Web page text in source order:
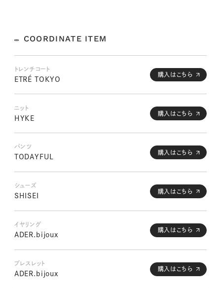
COORDINATE ITEM
トレンチコート
ETRÉ TOKYO
購入はこちら
ニット
HYKE
購入はこちら
パンツ
TODAYFUL
購入はこちら
シューズ
SHISEI
購入はこちら
イヤリング
ADER.bijoux
購入はこちら
ブレスレット
ADER.bijoux
購入はこちら